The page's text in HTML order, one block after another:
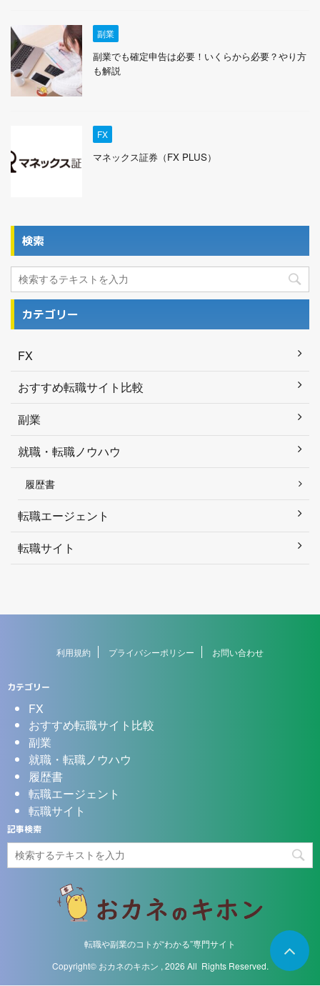
副業
副業でも確定申告は必要！いくらから必要？やり方
も解説
FX
マネックス証券（FX PLUS）
検索
カテゴリー
FX
おすすめ転職サイト比較
副業
就職・転職ノウハウ
履歴書
転職エージェント
転職サイト
利用規約 プライバシーポリシー お問い合わせ
カテゴリー
FX
おすすめ転職サイト比較
副業
就職・転職ノウハウ
履歴書
転職エージェント
転職サイト
記事検索
転職や副業のコトが“わかる”専門サイト
Copyright© おカネのキホン , 2026 All Rights Reserved.